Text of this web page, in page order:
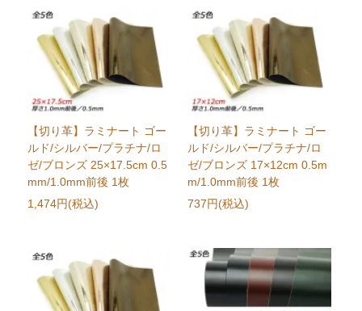
【切り革】ラミナート ゴー
ルド/シルバー/プラチナ/ロ
ゼ/ブロンズ 25×17.5cm 0.5
mm/1.0mm前後 1枚
1,474円(税込)
【切り革】ラミナート ゴー
ルド/シルバー/プラチナ/ロ
ゼ/ブロンズ 17×12cm 0.5m
m/1.0mm前後 1枚
737円(税込)